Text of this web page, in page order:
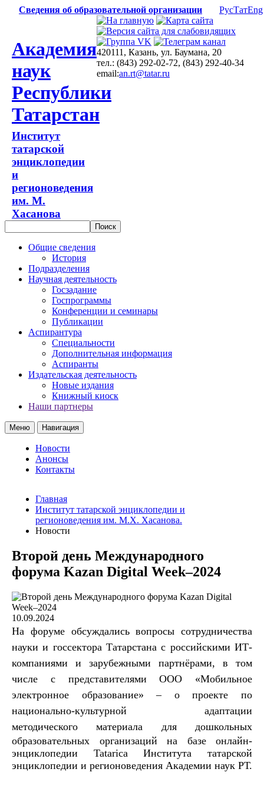
Сведения об образовательной организации РусТатEng
Академия
наук
Республики
Татарстан
Институт
татарской
энциклопедии
и
регионоведения
им. М.
Хасанова
420111, Казань, ул. Баумана, 20
тел.: (843) 292-02-72, (843) 292-40-34
email:an.rt@tatar.ru
Общие сведения
История
Подразделения
Научная деятельность
Госзадание
Госпрограммы
Конференции и семинары
Публикации
Аспирантура
Специальности
Дополнительная информация
Аспиранты
Издательская деятельность
Новые издания
Книжный киоск
Наши партнеры
Меню Навигация
Новости
Анонсы
Контакты
Главная
Институт татарской энциклопедии и
регионоведения им. М.Х. Хасанова.
Новости
Второй день Международного
форума Kazan Digital Week–2024
10.09.2024
На форуме обсуждались вопросы сотрудничества
науки и госсектора Татарстана с российскими ИТ-
компаниями и зарубежными партнёрами, в том
числе с представителями ООО «Мобильное
электронное образование» – о проекте по
национально-культурной адаптации
методического материала для дошкольных
образовательных организаций на базе онлайн-
энциклопедии Tatarica Института татарской
энциклопедии и регионоведения Академии наук РТ.